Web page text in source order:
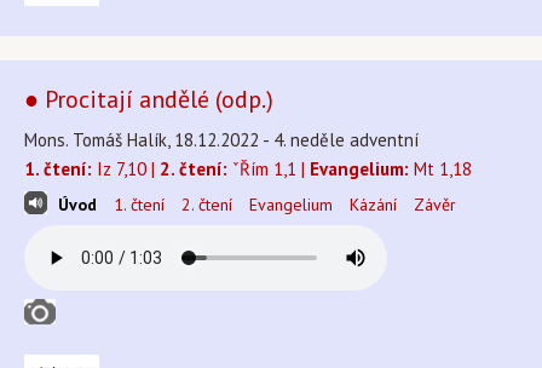
● Procitají andělé (odp.)
Mons. Tomáš Halík, 18.12.2022 - 4. neděle adventní
1. čtení: Iz 7,10 | 2. čtení: ˇŘím 1,1 | Evangelium: Mt 1,18
Úvod 1. čtení 2. čtení Evangelium Kázání Závěr